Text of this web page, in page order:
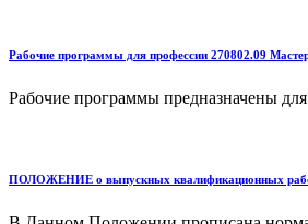
Рабочие программы для профессии 270802.09
Рабочие программы предназначены
ПОЛОЖЕНИЕ о выпускных квалификационных